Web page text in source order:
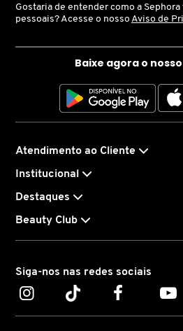
MARC JACOBS
MARINA SMITH
MATRIX PROFESSIONAL
MICHAEL KORS
MISE EN SCÈNE
Gostaria de entender como a Sephora
pessoais? Acesse o nosso Aviso de
Baixe agora o
Atendimento ao Cliente
Institucional
Destaques
Beauty Club
Siga-nos nas redes sociais